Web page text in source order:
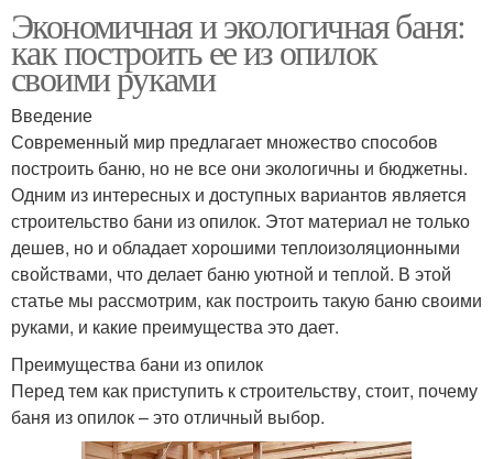
Экономичная и экологичная баня:
как построить ее из опилок
своими руками
Введение
Современный мир предлагает множество способов
построить баню, но не все они экологичны и бюджетны.
Одним из интересных и доступных вариантов является
строительство бани из опилок. Этот материал не только
дешев, но и обладает хорошими теплоизоляционными
свойствами, что делает баню уютной и теплой. В этой
статье мы рассмотрим, как построить такую баню своими
руками, и какие преимущества это дает.
Преимущества бани из опилок
Перед тем как приступить к строительству, стоит, почему
баня из опилок – это отличный выбор.